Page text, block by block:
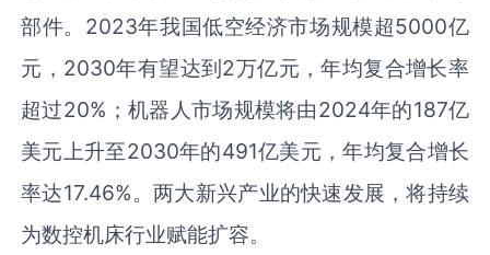
部件。2023年我国低空经济市场规模超5000亿
元，2030年有望达到2万亿元，年均复合增长率
超过20%；机器人市场规模将由2024年的187亿
美元上升至2030年的491亿美元，年均复合增长
率达17.46%。两大新兴产业的快速发展，将持续
为数控机床行业赋能扩容。